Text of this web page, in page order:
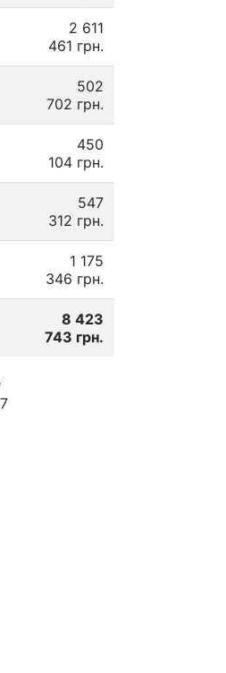
2 611
461 грн.
502
702 грн.
450
104 грн.
547
312 грн.
1 175
346 грн.
8 423
743 грн.